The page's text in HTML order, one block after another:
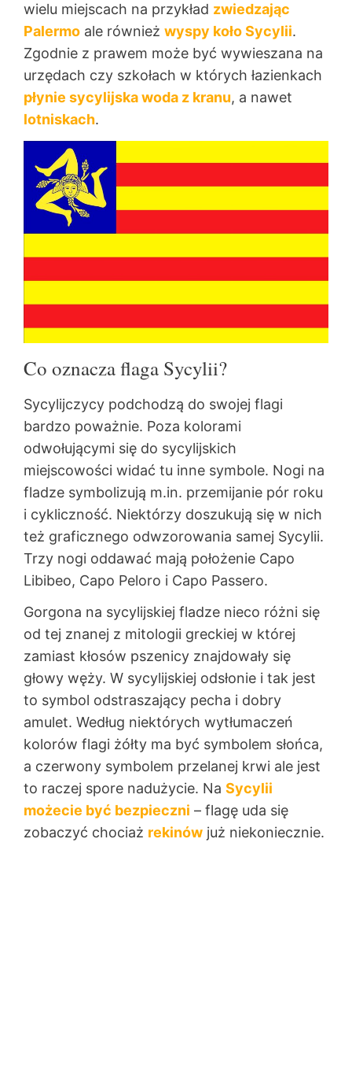
wielu miejscach na przykład zwiedzając
Palermo ale również wyspy koło Sycylii.
Zgodnie z prawem może być wywieszana na
urzędach czy szkołach w których łazienkach
płynie sycylijska woda z kranu, a nawet
lotniskach.
Co oznacza flaga Sycylii?
Sycylijczycy podchodzą do swojej flagi
bardzo poważnie. Poza kolorami
odwołującymi się do sycylijskich
miejscowości widać tu inne symbole. Nogi na
fladze symbolizują m.in. przemijanie pór roku
i cykliczność. Niektórzy doszukują się w nich
też graficznego odwzorowania samej Sycylii.
Trzy nogi oddawać mają położenie Capo
Libibeo, Capo Peloro i Capo Passero.
Gorgona na sycylijskiej fladze nieco różni się
od tej znanej z mitologii greckiej w której
zamiast kłosów pszenicy znajdowały się
głowy węży. W sycylijskiej odsłonie i tak jest
to symbol odstraszający pecha i dobry
amulet. Według niektórych wytłumaczeń
kolorów flagi żółty ma być symbolem słońca,
a czerwony symbolem przelanej krwi ale jest
to raczej spore nadużycie. Na Sycylii
możecie być bezpieczni – flagę uda się
zobaczyć chociaż rekinów już niekoniecznie.